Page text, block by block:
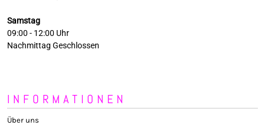
Samstag
09:00 - 12:00 Uhr
Nachmittag Geschlossen
INFORMATIONEN
Über uns